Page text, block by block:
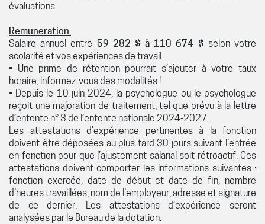
évaluations.
Rémunération
Salaire annuel entre 59 282 $ à 110 674 $ selon votre
scolarité et vos expériences de travail.
• Une prime de rétention pourrait s’ajouter à votre taux
horaire, informez-vous des modalités !
• Depuis le 10 juin 2024, la psychologue ou le psychologue
reçoit une majoration de traitement, tel que prévu à la lettre
d’entente n° 3 de l’entente nationale 2024-2027.
Les attestations d’expérience pertinentes à la fonction
doivent être déposées au plus tard 30 jours suivant l’entrée
en fonction pour que l’ajustement salarial soit rétroactif. Ces
attestations doivent comporter les informations suivantes :
fonction exercée, date de début et date de fin, nombre
d’heures travaillées, nom de l’employeur, adresse et signature
de ce dernier. Les attestations d’expérience seront
analysées par le Bureau de la dotation.